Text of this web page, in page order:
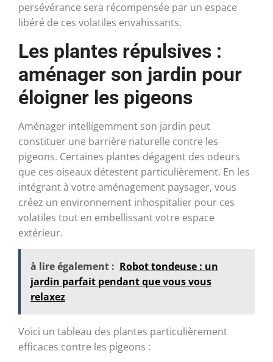
persévérance sera récompensée par un espace
libéré de ces volatiles envahissants.
Les plantes répulsives :
aménager son jardin pour
éloigner les pigeons
Aménager intelligemment son jardin peut
constituer une barrière naturelle contre les
pigeons. Certaines plantes dégagent des odeurs
que ces oiseaux détestent particulièrement. En les
intégrant à votre aménagement paysager, vous
créez un environnement inhospitalier pour ces
volatiles tout en embellissant votre espace
extérieur.
à lire également : Robot tondeuse : un
jardin parfait pendant que vous vous
relaxez
Voici un tableau des plantes particulièrement
efficaces contre les pigeons :